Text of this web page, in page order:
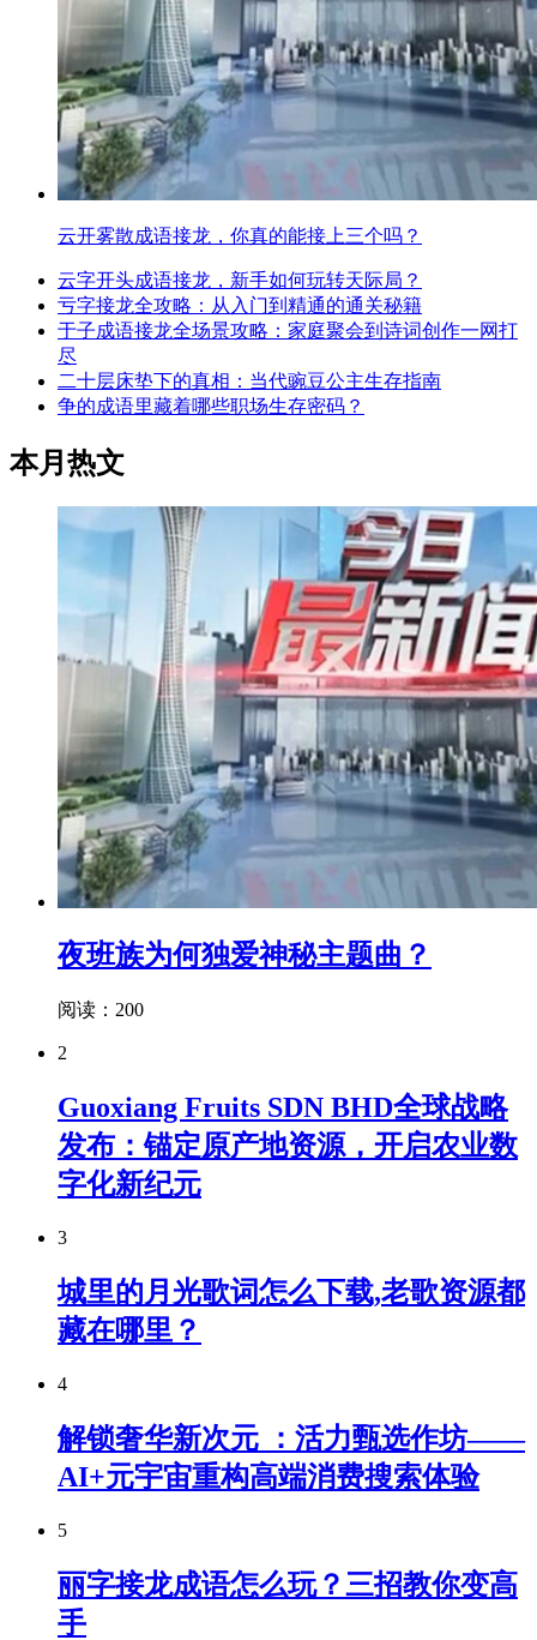
云开雾散成语接龙，你真的能接上三个吗？
云字开头成语接龙，新手如何玩转天际局？
亏字接龙全攻略：从入门到精通的通关秘籍
于子成语接龙全场景攻略：家庭聚会到诗词创作一网打
尽
二十层床垫下的真相：当代豌豆公主生存指南
争的成语里藏着哪些职场生存密码？
本月热文
夜班族为何独爱神秘主题曲？
阅读：200
2
Guoxiang Fruits SDN BHD全球战略
发布：锚定原产地资源，开启农业数
字化新纪元
3
城里的月光歌词怎么下载,老歌资源都
藏在哪里？
4
解锁奢华新次元 ：活力甄选作坊——
AI+元宇宙重构高端消费搜索体验
5
丽字接龙成语怎么玩？三招教你变高
手